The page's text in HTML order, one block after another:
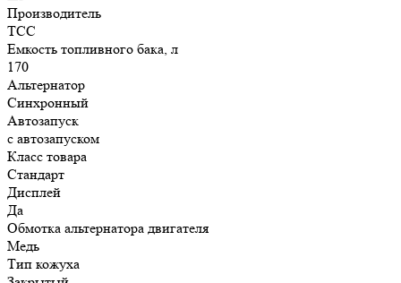
Производитель
ТСС
Емкость топливного бака, л
170
Альтернатор
Синхронный
Автозапуск
с автозапуском
Класс товара
Стандарт
Дисплей
Да
Обмотка альтернатора двигателя
Медь
Тип кожуха